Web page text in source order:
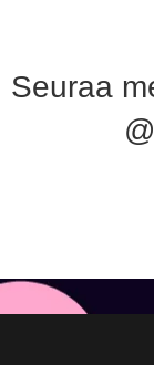
Seuraa